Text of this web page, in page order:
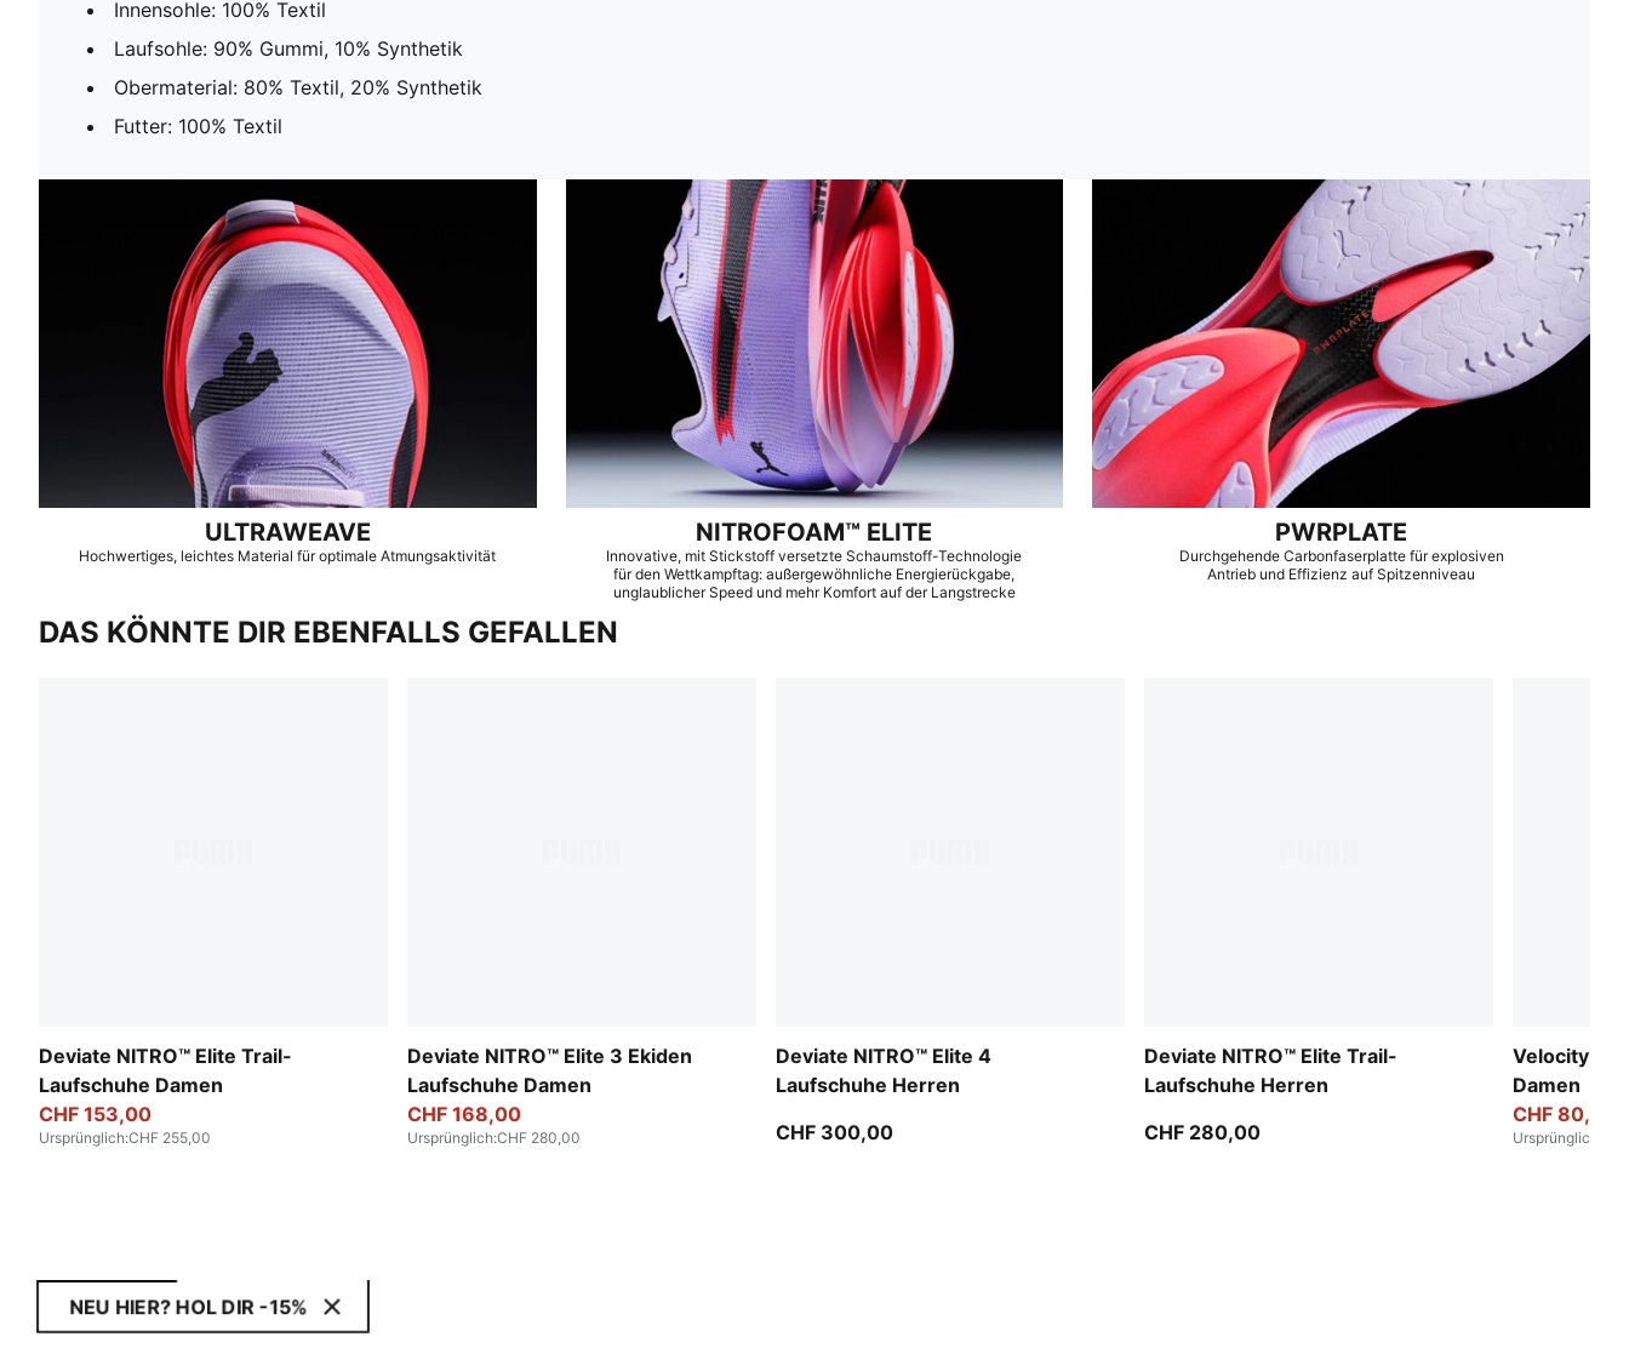
Innensohle: 100% Textil
Laufsohle: 90% Gummi, 10% Synthetik
Obermaterial: 80% Textil, 20% Synthetik
Futter: 100% Textil
ULTRAWEAVE
Hochwertiges, leichtes Material für optimale Atmungsaktivität
NITROFOAM™ ELITE
Innovative, mit Stickstoff versetzte Schaumstoff-Technologie
für den Wettkampftag: außergewöhnliche Energierückgabe,
unglaublicher Speed und mehr Komfort auf der Langstrecke
PWRPLATE
Durchgehende Carbonfaserplatte für explosiven
Antrieb und Effizienz auf Spitzenniveau
DAS KÖNNTE DIR EBENFALLS GEFALLEN
Deviate NITRO™ Elite Trail-
Laufschuhe Damen
CHF 153,00
Ursprünglich:CHF 255,00
Deviate NITRO™ Elite 3 Ekiden
Laufschuhe Damen
CHF 168,00
Ursprünglich:CHF 280,00
Deviate NITRO™ Elite 4
Laufschuhe Herren
CHF 300,00
Deviate NITRO™ Elite Trail-
Laufschuhe Herren
CHF 280,00
Velocity
Damen
CHF 80,00
Ursprünglich
NEU HIER? HOL DIR -15%